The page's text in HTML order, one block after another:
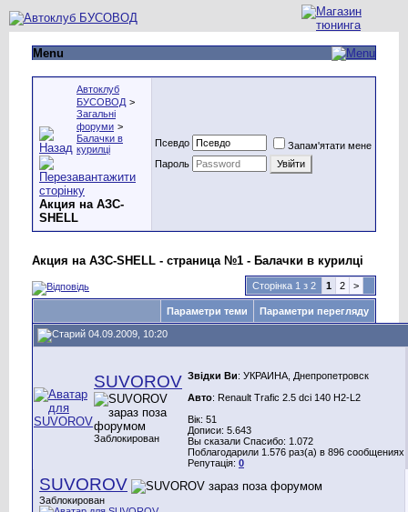
Menu
Автоклуб
БУСОВОД >
Загальні
форуми >
Балачки в
курилці
Акция на АЗС-
SHELL
Псевдо
Запам'ятати мене
Пароль
Акция на АЗС-SHELL - страница №1 - Балачки в курилці
Сторінка 1 з 2 1 2 >
Параметри теми Параметри перегляду
04.09.2009, 10:20
SUVOROV
Заблокирован
Звідки Ви: УКРАИНА, Днепропетровск
Авто: Renault Trafic 2.5 dci 140 H2-L2
Вік: 51
Дописи: 5.643
Вы сказали Спасибо: 1.072
Поблагодарили 1.576 раз(а) в 896 сообщениях
Репутація: 0
SUVOROV
Заблокирован